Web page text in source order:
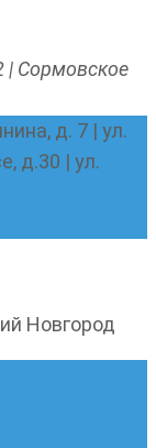
| Сормовское
д. 7 | ул.
д.30 | ул.
Новгород